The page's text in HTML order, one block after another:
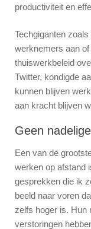
productiviteit en
Techgiganten
werknemers aan
thuiswerkbeleid
Twitter, kondigde
kunnen blijven
aan kracht blijven
Geen
Een van de
werken op afstand
gesprekken die ik
beeld naar voren
zelfs hoger is. Hun
verstoringen